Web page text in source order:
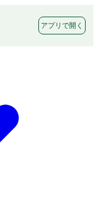
アプリで開く